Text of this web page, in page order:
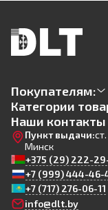
Покупателям:
Категории
Наши контакты
Пункт выдачи:
Минск
+375 (29) 222-
+7 (999) 444-46-
+7 (717) 276-06-11
info@dlt.by